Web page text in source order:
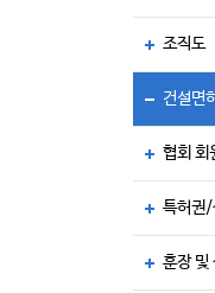
조직도
건설면
협회 회
특허권/
훈장 및